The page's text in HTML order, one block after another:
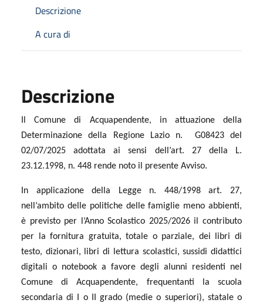
Descrizione
A cura di
Descrizione
Il Comune di Acquapendente, in attuazione della
Determinazione della Regione Lazio n. G08423 del
02/07/2025 adottata ai sensi dell’art. 27 della L.
23.12.1998, n. 448 rende noto il presente Avviso.
In applicazione della Legge n. 448/1998 art. 27,
nell’ambito delle politiche delle famiglie meno abbienti,
è previsto per l’Anno Scolastico 2025/2026 il contributo
per la fornitura gratuita, totale o parziale, dei libri di
testo, dizionari, libri di lettura scolastici, sussidi didattici
digitali o notebook a favore degli alunni residenti nel
Comune di Acquapendente, frequentanti la scuola
secondaria di I o II grado (medie o superiori), statale o